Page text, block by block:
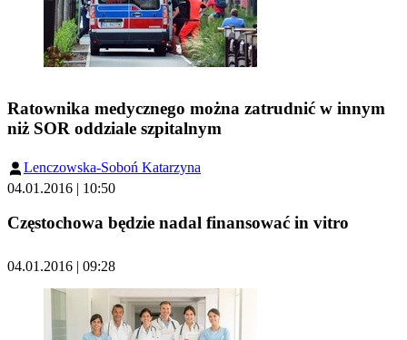
Ratownika medycznego można zatrudnić w innym
niż SOR oddziale szpitalnym
Lenczowska-Soboń Katarzyna
04.01.2016 | 10:50
Częstochowa będzie nadal finansować in vitro
04.01.2016 | 09:28